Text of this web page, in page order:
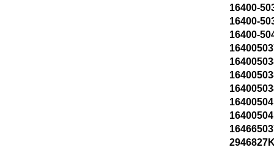
16400-
16400-
16400-